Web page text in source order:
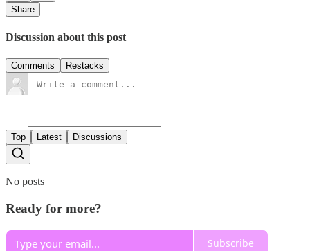
Share
Discussion about this post
Comments Restacks
Top Latest Discussions
No posts
Ready for more?
Subscribe